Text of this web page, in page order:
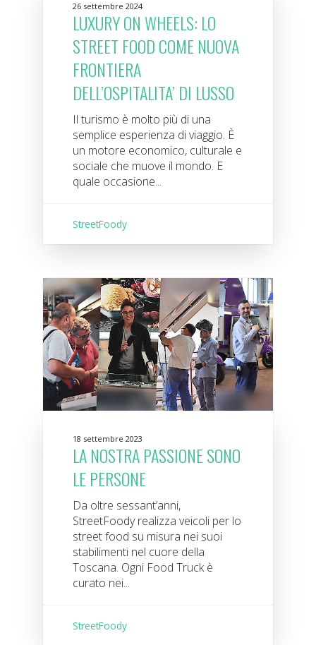
26 settembre 2024
LUXURY ON WHEELS: LO
STREET FOOD COME NUOVA
FRONTIERA
DELL’OSPITALITA’ DI LUSSO
Il turismo è molto più di una
semplice esperienza di viaggio. È
un motore economico, culturale e
sociale che muove il mondo. E
quale occasione...
StreetFoody
18 settembre 2023
LA NOSTRA PASSIONE SONO
LE PERSONE
Da oltre sessant’anni,
StreetFoody realizza veicoli per lo
street food su misura nei suoi
stabilimenti nel cuore della
Toscana. Ogni Food Truck è
curato nei...
StreetFoody